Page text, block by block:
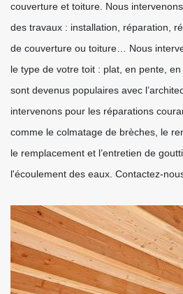
couverture et toiture. Nous
des travaux : installation, réparation,
de couverture ou toiture… Nous
le type de votre toit : plat, en pente,
sont devenus populaires avec
intervenons pour les réparations
comme le colmatage de brèches, le
le remplacement et l’entretien de
l'écoulement des eaux. Contactez-